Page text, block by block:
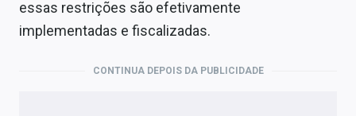
essas restrições são efetivamente
implementadas e fiscalizadas.
CONTINUA DEPOIS DA PUBLICIDADE